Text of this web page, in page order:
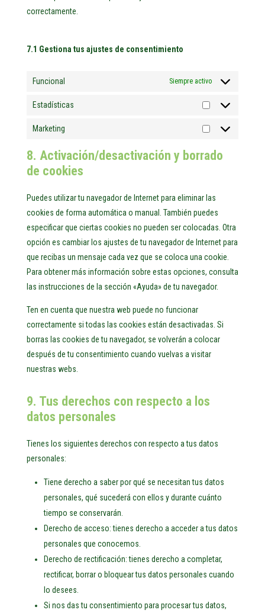
correctamente.
7.1 Gestiona tus ajustes de consentimiento
Funcional Siempre activo
Estadísticas
Estadísticas
Marketing
Marketing
8. Activación/desactivación y borrado
de cookies
Puedes utilizar tu navegador de Internet para eliminar las
cookies de forma automática o manual. También puedes
especificar que ciertas cookies no pueden ser colocadas. Otra
opción es cambiar los ajustes de tu navegador de Internet para
que recibas un mensaje cada vez que se coloca una cookie.
Para obtener más información sobre estas opciones, consulta
las instrucciones de la sección «Ayuda» de tu navegador.
Ten en cuenta que nuestra web puede no funcionar
correctamente si todas las cookies están desactivadas. Si
borras las cookies de tu navegador, se volverán a colocar
después de tu consentimiento cuando vuelvas a visitar
nuestras webs.
9. Tus derechos con respecto a los
datos personales
Tienes los siguientes derechos con respecto a tus datos
personales:
Tiene derecho a saber por qué se necesitan tus datos
personales, qué sucederá con ellos y durante cuánto
tiempo se conservarán.
Derecho de acceso: tienes derecho a acceder a tus datos
personales que conocemos.
Derecho de rectificación: tienes derecho a completar,
rectificar, borrar o bloquear tus datos personales cuando
lo desees.
Si nos das tu consentimiento para procesar tus datos,